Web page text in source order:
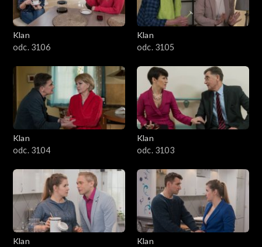
Klan
odc. 3106
Klan
odc. 3105
Klan
odc. 3104
Klan
odc. 3103
Klan
Klan